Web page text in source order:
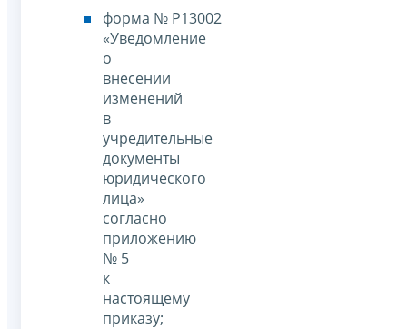
форма № Р13002
«Уведомление
о
внесении
изменений
в
учредительные
документы
юридического
лица»
согласно
приложению
№ 5
к
настоящему
приказу;